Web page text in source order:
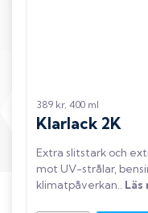
389 kr, 400 ml
Klarlack 2K
Extra slitstark och
mot UV-strålar,
klimatpåverkan.. Läs